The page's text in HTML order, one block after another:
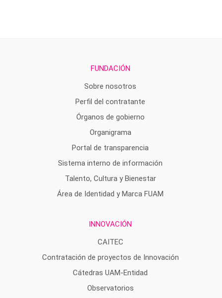
FUNDACIÓN
Sobre nosotros
Perfil del contratante
Órganos de gobierno
Organigrama
Portal de transparencia
Sistema interno de información
Talento, Cultura y Bienestar
Área de Identidad y Marca FUAM
INNOVACIÓN
CAITEC
Contratación de proyectos de Innovación
Cátedras UAM-Entidad
Observatorios